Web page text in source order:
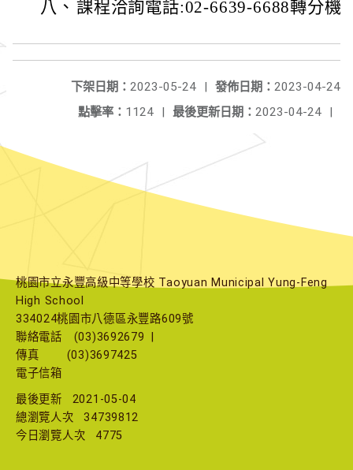
八、 課程洽詢電話:02-6639-6688轉分機
發佈日期： 2023-04-24
下架日期： 2023-05-24
|
最後更新日期： 2023-04-24 |
點擊率： 1124 |
桃園市立永豐高級中等學校 Taoyuan Municipal Yung-Feng
High School
334024桃園市八德區永豐路609號
聯絡電話
(03)3692679
傳真
(03)3697425
電子信箱
最後更新
2021-05-04
總瀏覽人次
34739812
今日瀏覽人次
4775